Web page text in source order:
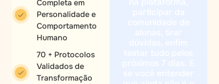
Completa em
Personalidade e
Comportamento
Humano
70 + Protocolos
Validados de
Transformação